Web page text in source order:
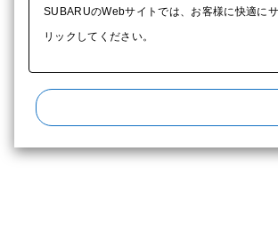
SUBARUのWebサイトでは、お客様に快適に
リックしてください。​